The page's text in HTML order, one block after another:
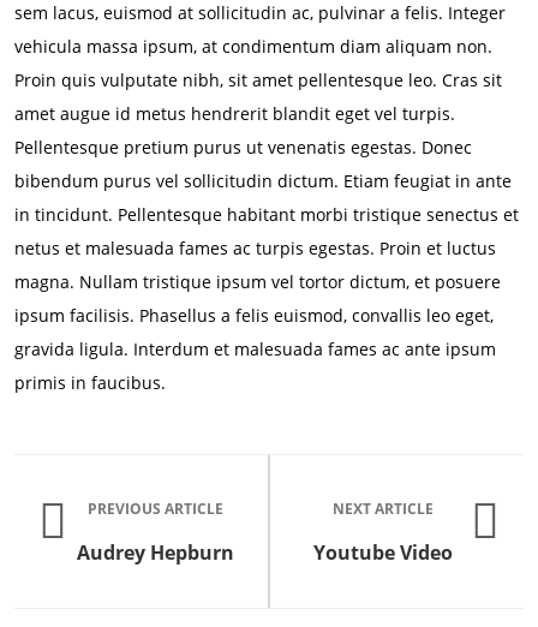
sem lacus, euismod at sollicitudin ac, pulvinar a felis. Integer
vehicula massa ipsum, at condimentum diam aliquam non.
Proin quis vulputate nibh, sit amet pellentesque leo. Cras sit
amet augue id metus hendrerit blandit eget vel turpis.
Pellentesque pretium purus ut venenatis egestas. Donec
bibendum purus vel sollicitudin dictum. Etiam feugiat in ante
in tincidunt. Pellentesque habitant morbi tristique senectus et
netus et malesuada fames ac turpis egestas. Proin et luctus
magna. Nullam tristique ipsum vel tortor dictum, et posuere
ipsum facilisis. Phasellus a felis euismod, convallis leo eget,
gravida ligula. Interdum et malesuada fames ac ante ipsum
primis in faucibus.
PREVIOUS ARTICLE
Audrey Hepburn
NEXT ARTICLE
Youtube Video